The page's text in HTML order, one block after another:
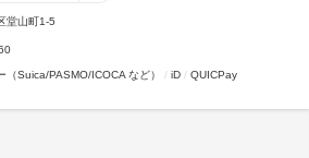
堂山町1-5
（Suica/PASMO/ICOCA など） iD QUICPay